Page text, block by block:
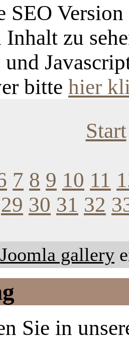
SEO
zu
bitte hier
Start
7 8 9 10 11
29 30 31 32
Joomla gallery
Sie in